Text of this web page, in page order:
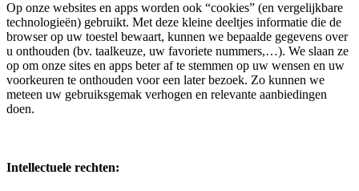
Op onze websites en apps worden ook “cookies” (en vergelijkbare
technologieën) gebruikt. Met deze kleine deeltjes informatie die de
browser op uw toestel bewaart, kunnen we bepaalde gegevens over
u onthouden (bv. taalkeuze, uw favoriete nummers,…). We slaan ze
op om onze sites en apps beter af te stemmen op uw wensen en uw
voorkeuren te onthouden voor een later bezoek. Zo kunnen we
meteen uw gebruiksgemak verhogen en relevante aanbiedingen
doen.
Intellectuele rechten: